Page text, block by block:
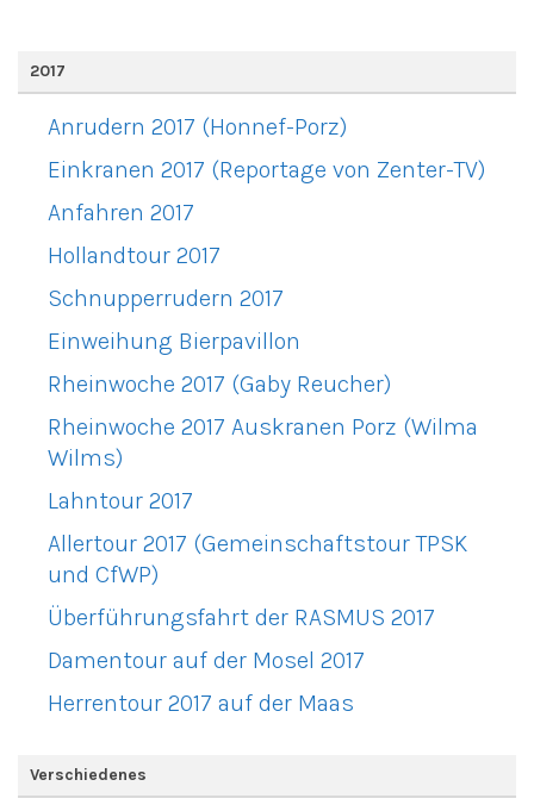
2017
Anrudern 2017 (Honnef-Porz)
Einkranen 2017 (Reportage von Zenter-TV)
Anfahren 2017
Hollandtour 2017
Schnupperrudern 2017
Einweihung Bierpavillon
Rheinwoche 2017 (Gaby Reucher)
Rheinwoche 2017 Auskranen Porz (Wilma
Wilms)
Lahntour 2017
Allertour 2017 (Gemeinschaftstour TPSK
und CfWP)
Überführungsfahrt der RASMUS 2017
Damentour auf der Mosel 2017
Herrentour 2017 auf der Maas
Verschiedenes